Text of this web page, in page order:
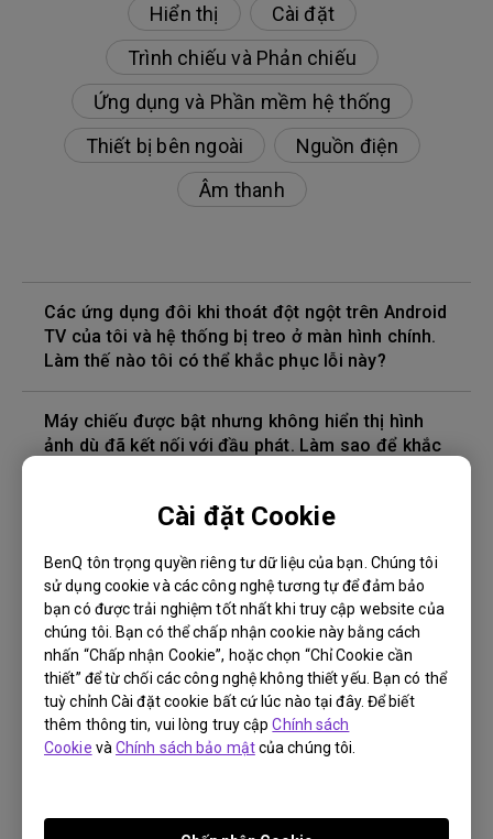
Cài đặt Cookie
BenQ tôn trọng quyền riêng tư dữ liệu của bạn. Chúng tôi
sử dụng cookie và các công nghệ tương tự để đảm bảo
bạn có được trải nghiệm tốt nhất khi truy cập website của
chúng tôi. Bạn có thể chấp nhận cookie này bằng cách
nhấn “Chấp nhận Cookie”, hoặc chọn “Chỉ Cookie cần
thiết” để từ chối các công nghệ không thiết yếu. Bạn có thể
tuỳ chỉnh Cài đặt cookie bất cứ lúc nào tại đây. Để biết
thêm thông tin, vui lòng truy cậpChính sách
Cookie vàChính sách bảo mậtcủa chúng tôi.
Hiển thị
Cài đặt
Trình chiếu và Phản chiếu
Ứng dụng và Phần mềm hệ thống
Thiết bị bên ngoài
Nguồn điện
Âm thanh
Các ứng dụng đôi khi thoát đột ngột trên Android
TV của tôi và hệ thống bị treo ở màn hình chính.
Làm thế nào tôi có thể khắc phục lỗi này?
Máy chiếu được bật nhưng không hiển thị hình
ảnh dù đã kết nối với đầu phát. Làm sao để khắc
Phiên bản cáp HDMI nào tương thích với 4K HDR?
Độ sâu của màu trong menu OSD không chính
xác, làm cách nào để khắc phục điều này?
Làm cách nào để thay bóng đèn máy chiếu và
đặt lại bộ hẹn giờ của bóng đèn?
Máy chiếu bị nóng ở chế độ chờ standby. Làm